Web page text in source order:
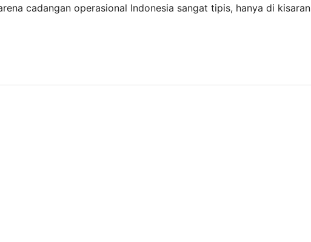
cadangan operasional Indonesia sangat tipis, hanya di kisaran